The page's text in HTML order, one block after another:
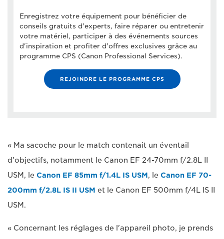
Enregistrez votre équipement pour bénéficier de
conseils gratuits d'experts, faire réparer ou entretenir
votre matériel, participer à des événements sources
d'inspiration et profiter d'offres exclusives grâce au
programme CPS (Canon Professional Services).
REJOINDRE LE PROGRAMME CPS
« Ma sacoche pour le match contenait un éventail
d'objectifs, notamment le Canon EF 24-70mm f/2.8L II
USM, le Canon EF 85mm f/1.4L IS USM, le Canon EF 70-
200mm f/2.8L IS II USM et le Canon EF 500mm f/4L IS II
USM.
« Concernant les réglages de l'appareil photo, je prends